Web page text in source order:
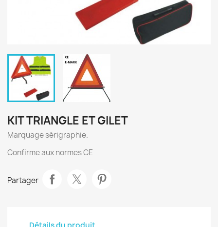
KIT TRIANGLE ET GILET
Marquage sérigraphie.
Confirme aux normes CE
Partager